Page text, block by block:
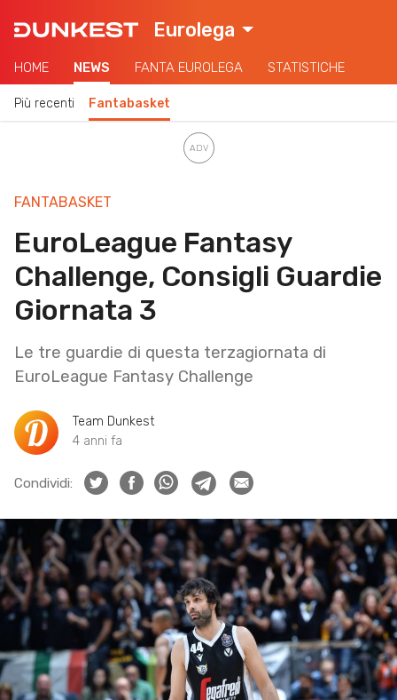
Eurolega
HOME NEWS FANTA EUROLEGA STATISTICHE
Più recenti Fantabasket
FANTABASKET
EuroLeague Fantasy
Challenge, Consigli Guardie
Giornata 3
Le tre guardie di questa terzagiornata di
EuroLeague Fantasy Challenge
Team Dunkest
4 anni fa
Condividi: